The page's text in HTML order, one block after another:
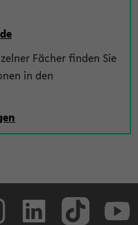
Fächer finden Sie
in den